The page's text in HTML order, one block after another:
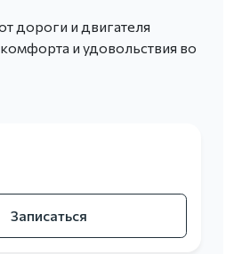
дороги и двигателя
и удовольствия во
Записаться